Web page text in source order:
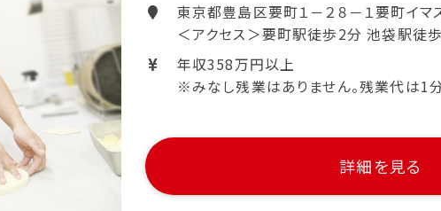
東京都豊島区要町１－２８－１要町イマ
＜アクセス＞要町駅徒歩2分 池袋駅徒
年収358万円以上
※みなし残業はありません。残業代は1
詳細を見る